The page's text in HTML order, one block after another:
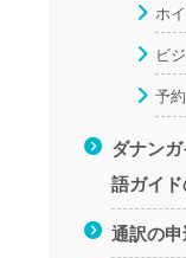
ホ
ビ
予
ダナン
語ガイ
通訳の